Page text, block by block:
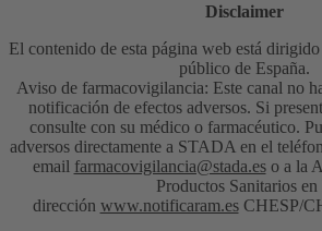
Disclaimer
El contenido de esta página web está
público de España.
Aviso de farmacovigilancia: Este canal no
notificación de efectos adversos. Si
consulte con su médico o farmacéutico.
adversos directamente a STADA en el
email farmacovigilancia@stada.eso a la
Productos Sanitarios en
dirección www.notificaram.esCHESP/